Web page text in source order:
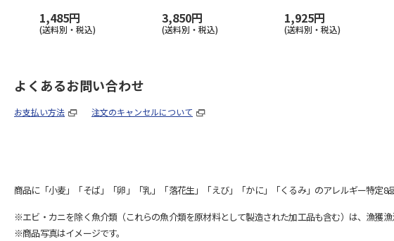
1,485円
(送料別・税込)
3,850円
(送料別・税込)
1,925円
(送料別・税込)
よくあるお問い合わせ
お支払い方法 注文のキャンセルについて
商品に「小麦」「そば」「卵」「乳」「落花生」「えび」「かに」「くるみ」のアレルギー特定8
※エビ・カニを除く魚介類（これらの魚介類を原材料として製造された加工品も含む）は、漁獲
※商品写真はイメージです。